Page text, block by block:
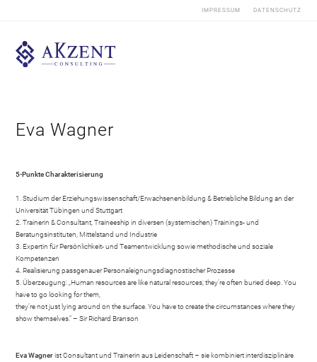
IMPRESSUM DATENSCHUTZ
Eva Wagner
5-Punkte Charakterisierung
1. Studium der Erziehungswissenschaft/Erwachsenenbildung & Betriebliche Bildung an der
Universität Tübingen und Stuttgart
2. Trainerin & Consultant, Traineeship in diversen (systemischen) Trainings- und
Beratungsinstituten, Mittelstand und Industrie
3. Expertin für Persönlichkeit- und Teamentwicklung sowie methodische und soziale
Kompetenzen
4. Realisierung passgenauer Personaleignungsdiagnostischer Prozesse
5. Überzeugung: „Human resources are like natural resources; they’re often buried deep. You
have to go looking for them,
they’re not just lying around on the surface. You have to create the circumstances where they
show themselves.“ – Sir Richard Branson
Eva Wagnerist Consultant und Trainerin aus Leidenschaft – sie kombiniert interdisziplinäre